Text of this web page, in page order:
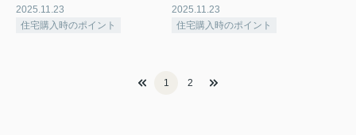
2025.11.23
住宅購入時のポイント
2025.11.23
住宅購入時のポイント
1 2